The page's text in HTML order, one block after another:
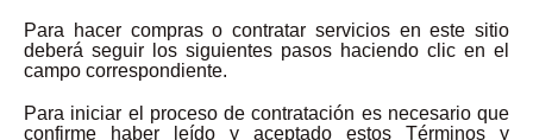
Para hacer compras o contratar servicios en este sitio
deberá seguir los siguientes pasos haciendo clic en el
campo correspondiente.
Para iniciar el proceso de contratación es necesario que
confirme haber leído y aceptado estos Términos y